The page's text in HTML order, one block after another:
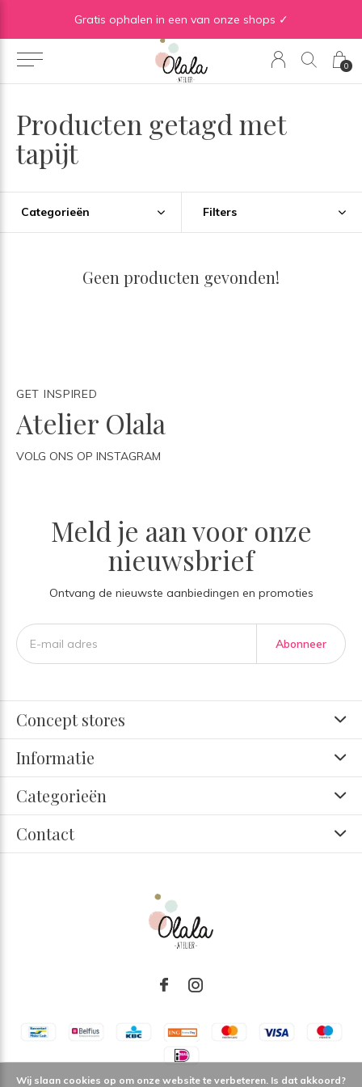
0
Gratis ophalen in een van onze shops ✓
Producten getagd met
tapijt
Categorieën Filters
Geen producten gevonden!
GET INSPIRED
Atelier Olala
VOLG ONS OP INSTAGRAM
Meld je aan voor onze
nieuwsbrief
Ontvang de nieuwste aanbiedingen en promoties
Abonneer
Concept stores
Informatie
Categorieën
Contact
Wij slaan cookies op om onze website te verbeteren. Is dat akkoord?